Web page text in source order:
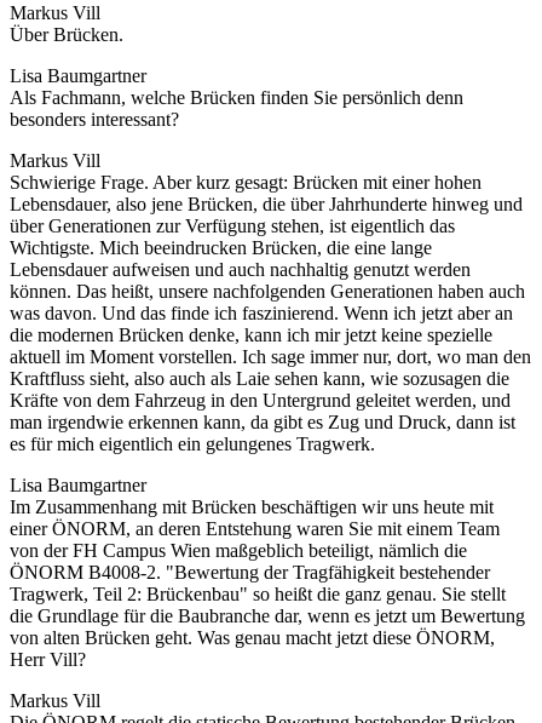
Markus Vill
Über Brücken.
Lisa Baumgartner
Als Fachmann, welche Brücken finden Sie persönlich denn
besonders interessant?
Markus Vill
Schwierige Frage. Aber kurz gesagt: Brücken mit einer hohen
Lebensdauer, also jene Brücken, die über Jahrhunderte hinweg und
über Generationen zur Verfügung stehen, ist eigentlich das
Wichtigste. Mich beeindrucken Brücken, die eine lange
Lebensdauer aufweisen und auch nachhaltig genutzt werden
können. Das heißt, unsere nachfolgenden Generationen haben auch
was davon. Und das finde ich faszinierend. Wenn ich jetzt aber an
die modernen Brücken denke, kann ich mir jetzt keine spezielle
aktuell im Moment vorstellen. Ich sage immer nur, dort, wo man den
Kraftfluss sieht, also auch als Laie sehen kann, wie sozusagen die
Kräfte von dem Fahrzeug in den Untergrund geleitet werden, und
man irgendwie erkennen kann, da gibt es Zug und Druck, dann ist
es für mich eigentlich ein gelungenes Tragwerk.
Lisa Baumgartner
Im Zusammenhang mit Brücken beschäftigen wir uns heute mit
einer ÖNORM, an deren Entstehung waren Sie mit einem Team
von der FH Campus Wien maßgeblich beteiligt, nämlich die
ÖNORM B4008-2. "Bewertung der Tragfähigkeit bestehender
Tragwerk, Teil 2: Brückenbau" so heißt die ganz genau. Sie stellt
die Grundlage für die Baubranche dar, wenn es jetzt um Bewertung
von alten Brücken geht. Was genau macht jetzt diese ÖNORM,
Herr Vill?
Markus Vill